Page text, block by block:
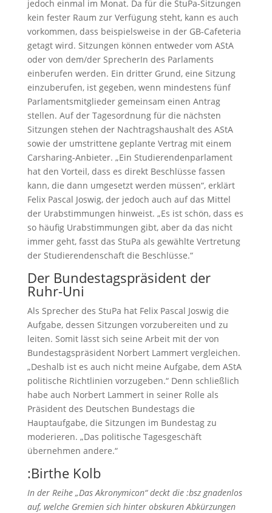
jedoch einmal im Monat. Da für die StuPa-Sitzungen
kein fester Raum zur Verfügung steht, kann es auch
vorkommen, dass beispielsweise in der GB-Cafeteria
getagt wird. Sitzungen können entweder vom AStA
oder von dem/der SprecherIn des Parlaments
einberufen werden. Ein dritter Grund, eine Sitzung
einzuberufen, ist gegeben, wenn mindestens fünf
Parlamentsmitglieder gemeinsam einen Antrag
stellen. Auf der Tagesordnung für die nächsten
Sitzungen stehen der Nachtragshaushalt des AStA
sowie der umstrittene geplante Vertrag mit einem
Carsharing-Anbieter. „Ein Studierendenparlament
hat den Vorteil, dass es direkt Beschlüsse fassen
kann, die dann umgesetzt werden müssen“, erklärt
Felix Pascal Joswig, der jedoch auch auf das Mittel
der Urabstimmungen hinweist. „Es ist schön, dass es
so häufig Urabstimmungen gibt, aber da das nicht
immer geht, fasst das StuPa als gewählte Vertretung
der Studierendenschaft die Beschlüsse.“
Der Bundestagspräsident der
Ruhr-Uni
Als Sprecher des StuPa hat Felix Pascal Joswig die
Aufgabe, dessen Sitzungen vorzubereiten und zu
leiten. Somit lässt sich seine Arbeit mit der von
Bundestagspräsident Norbert Lammert vergleichen.
„Deshalb ist es auch nicht meine Aufgabe, dem AStA
politische Richtlinien vorzugeben.“ Denn schließlich
habe auch Norbert Lammert in seiner Rolle als
Präsident des Deutschen Bundestags die
Hauptaufgabe, die Sitzungen im Bundestag zu
moderieren. „Das politische Tagesgeschäft
übernehmen andere.“
:Birthe Kolb
In der Reihe „Das Akronymicon“ deckt die :bsz gnadenlos
auf, welche Gremien sich hinter obskuren Abkürzungen